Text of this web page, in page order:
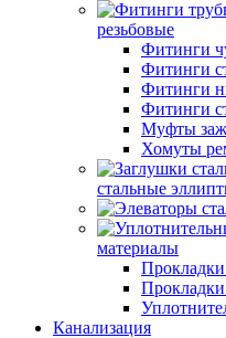
резьбовые
Фитинги
Фитинги
Фитинги
Фитинги
Муфты
Хомуты
стальные
материалы
Канализация